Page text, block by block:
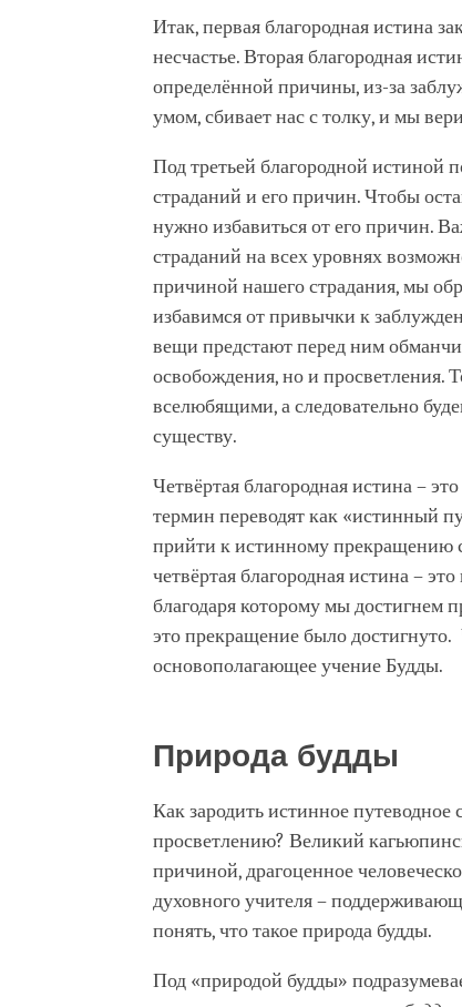
Итак, первая благородная истина
несчастье. Вторая благородная
определённой причины, из-за
умом, сбивает нас с толку, и мы
Под третьей благородной истиной
страданий и его причин. Чтобы
нужно избавиться от его причин.
страданий на всех уровнях
причиной нашего страдания, мы
избавимся от привычки к
вещи предстают перед ним
освобождения, но и просветления.
вселюбящими, а следовательно
существу.
Четвёртая благородная истина –
термин переводят как «истинный
прийти к истинному прекращению
четвёртая благородная истина –
благодаря которому мы достигнем
это прекращение было
основополагающее учение Будды.
Природа будды
Как зародить истинное
просветлению? Великий
причиной, драгоценное
духовного учителя –
понять, что такое природа будды.
Под «природой будды»